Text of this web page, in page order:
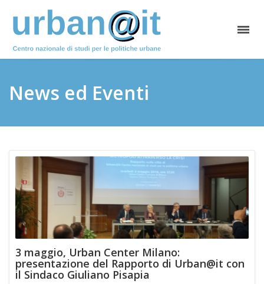
News ed Eventi
3 maggio, Urban Center Milano:
presentazione del Rapporto di Urban@it con
il Sindaco Giuliano Pisapia